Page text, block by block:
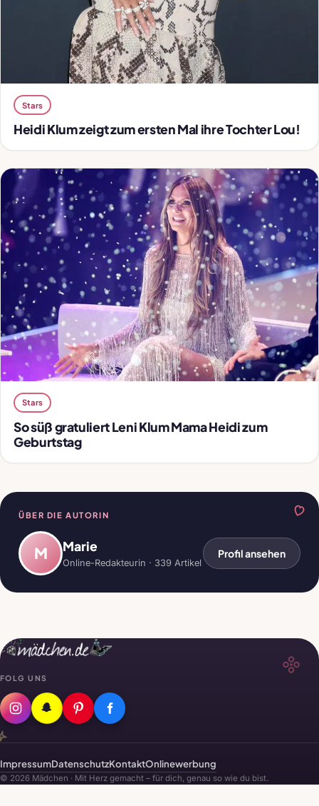
Stars
Heidi Klum zeigt zum ersten Mal ihre Tochter Lou!
Stars
So süß gratuliert Leni Klum Mama Heidi zum
Geburtstag
ÜBER DIE AUTORIN
M Marie
Online-Redakteurin · 339 Artikel
Profil ansehen
FOLG UNS
ImpressumDatenschutzKontaktOnlinewerbung
© 2026 Mädchen · Mit Herz gemacht – für dich, genau so wie du bist.